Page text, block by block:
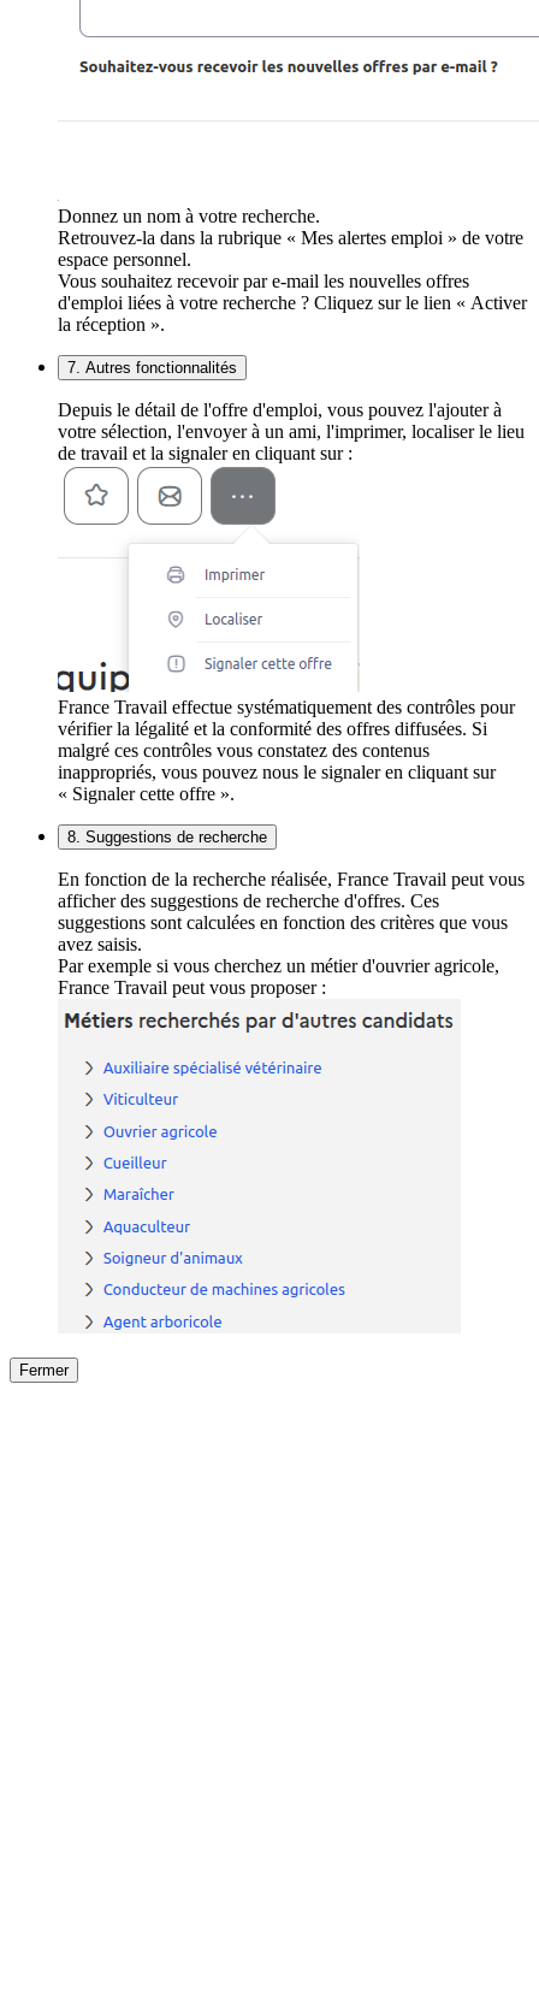
Donnez un nom à votre recherche.
Retrouvez-la dans la rubrique « Mes alertes emploi » de votre
espace personnel.
Vous souhaitez recevoir par e-mail les nouvelles offres
d'emploi liées à votre recherche ? Cliquez sur le lien « Activer
la réception ».
7. Autres fonctionnalités
Depuis le détail de l'offre d'emploi, vous pouvez l'ajouter à
votre sélection, l'envoyer à un ami, l'imprimer, localiser le lieu
de travail et la signaler en cliquant sur :
France Travail effectue systématiquement des contrôles pour
vérifier la légalité et la conformité des offres diffusées. Si
malgré ces contrôles vous constatez des contenus
inappropriés, vous pouvez nous le signaler en cliquant sur
« Signaler cette offre ».
8. Suggestions de recherche
En fonction de la recherche réalisée, France Travail peut vous
afficher des suggestions de recherche d'offres. Ces
suggestions sont calculées en fonction des critères que vous
avez saisis.
Par exemple si vous cherchez un métier d'ouvrier agricole,
France Travail peut vous proposer :
Fermer